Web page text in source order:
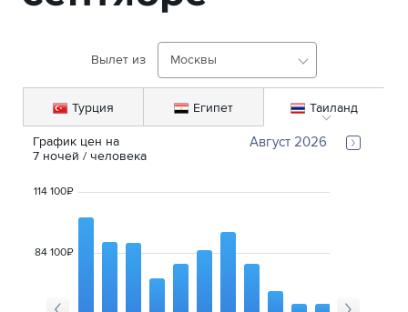
Вылет из Москвы
Турция Египет Таиланд
График цен на
7 ночей / человека
Август 2026
114 100₽
84 100₽